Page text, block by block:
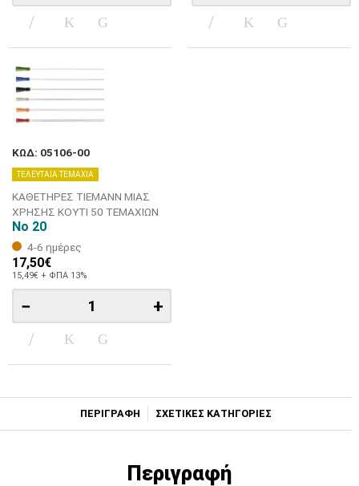
ΚΩΔ: 05106-00
ΤΕΛΕΥΤΑΙΑ ΤΕΜΑΧΙΑ
ΚΑΘΕΤΗΡΕΣ TIEMANN ΜΙΑΣ
ΧΡΗΣΗΣ ΚΟΥΤΙ 50 ΤΕΜΑΧΙΩΝ
Νο 20
4-6 ημέρες
17,50€
15,49€ + ΦΠΑ 13%
− +
ΠΕΡΙΓΡΑΦΗ ΣΧΕΤΙΚΕΣ ΚΑΤΗΓΟΡΙΕΣ
Περιγραφή